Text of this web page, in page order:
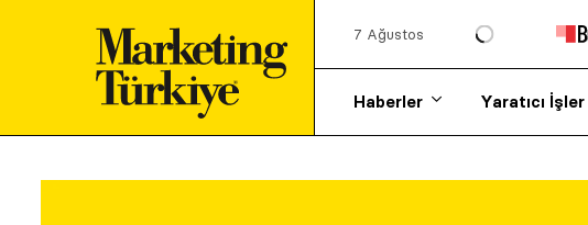
7 Ağustos
Haberler Yaratıcı İşler